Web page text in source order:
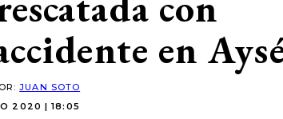
en
JUAN SOTO
2020 | 18:05